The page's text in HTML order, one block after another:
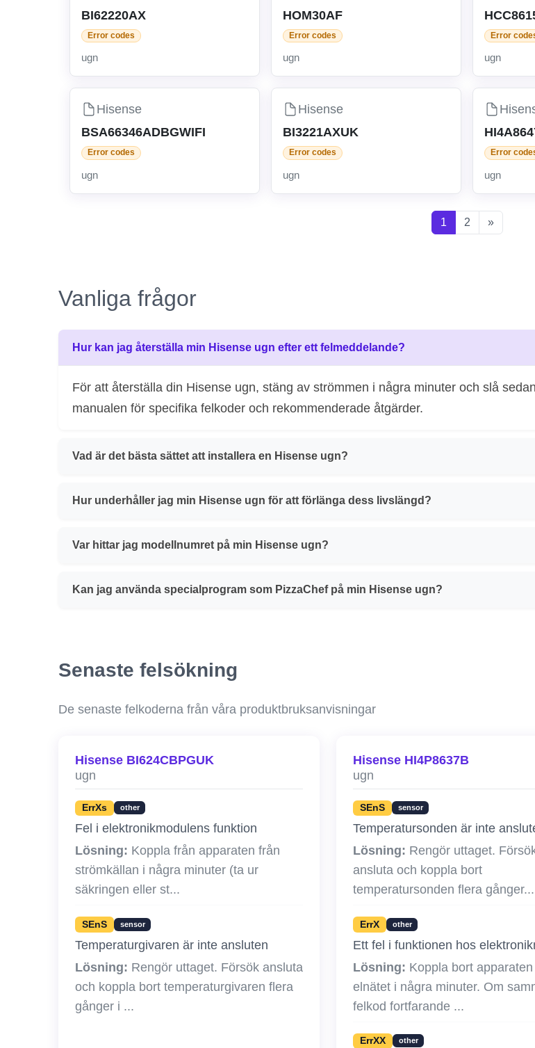
BI62220AX
Error codes
ugn
HOM30AF
Error codes
ugn
Error
ugn
Hisense
BSA66346ADBGWIFI
Error codes
ugn
Hisense
BI3221AXUK
Error codes
ugn
Error
ugn
1 2 »
Vanliga frågor
Hur kan jag återställa min Hisense ugn efter ett felmeddelande?
För att återställa din Hisense ugn, stäng av strömmen i några minuter och slå
manualen för specifika felkoder och rekommenderade åtgärder.
Vad är det bästa sättet att installera en Hisense ugn?
Hur underhåller jag min Hisense ugn för att förlänga dess livslängd?
Var hittar jag modellnumret på min Hisense ugn?
Kan jag använda specialprogram som PizzaChef på min Hisense ugn?
Senaste felsökning
De senaste felkoderna från våra produktbruksanvisningar
Hisense BI624CBPGUK
ugn
ErrXs other
Fel i elektronikmodulens funktion
Lösning: Koppla från apparaten från
strömkällan i några minuter (ta ur
säkringen eller st...
SEnS sensor
Temperaturgivaren är inte ansluten
Lösning: Rengör uttaget. Försök ansluta
och koppla bort temperaturgivaren flera
gånger i ...
Hisense HI4P8637B
ugn
SEnS sensor
Temperatursonden är inte
Lösning: Rengör uttaget.
ansluta och koppla bort
temperatursonden flera gånger...
ErrX other
Ett fel i funktionen hos
Lösning: Koppla bort
elnätet i några minuter. Om
felkod fortfarande ...
ErrXX other